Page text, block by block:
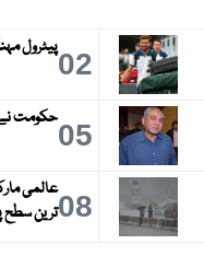
02پیٹرول
05حکومت نے
08ترین سطح